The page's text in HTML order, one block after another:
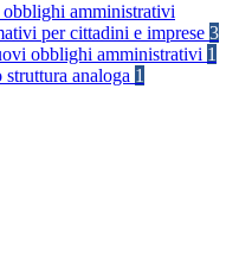
obblighi amministrativi
per cittadini e imprese 3
obblighi amministrativi 1
analoga 1